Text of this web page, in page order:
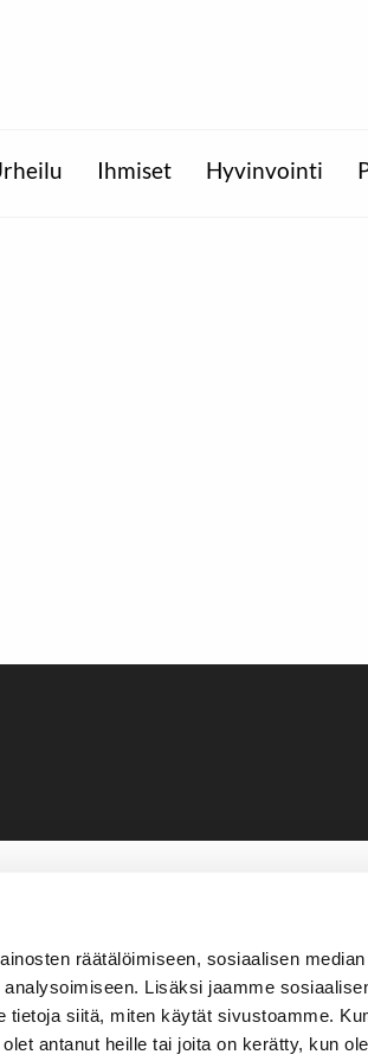
räätälöimiseen, sosiaalisen median
Lisäksi jaamme
tietoja siitä, miten käytät sivustoamme.
antanut heille tai joita on kerätty, kun
Ihmiset Hyvinvointi